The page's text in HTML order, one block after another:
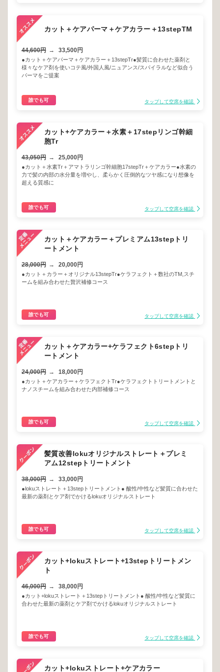
カット＋ケアパーマ＋ケアカラー＋13stepTM
44,600円 → 33,500円
●カット＋ケアパーマ＋ケアカラー＋13stepTr●髪質に合わせた薬剤と
様々なケア剤を使いコテ風/外国人風/ニュアンス/スパイラルなど似合う
パーマをご提案
誰でも可 タップして空席を確認
カット+ケアカラー＋水素＋17stepリンゴ幹細
胞Tr
43,050円 → 25,000円
●カット＋水素Tr＋アマトラリンゴ幹細胞17stepTr＋ケアカラー●水素の
力で髪の内部の水分量を増やし、柔らかく圧倒的なツヤ感になり想像を
超える質感に
誰でも可 タップして空席を確認
カット＋ケアカラー＋プレミアム13stepトリ
ートメント
28,000円 → 20,000円
●カット＋カラー＋オリジナル13stepTr●ケラフェクト＋数社のTM,スチ
ームを組み合わせた贅沢補修コース
誰でも可 タップして空席を確認
カット＋ケアカラー+ケラフェクト6stepトリ
ートメント
24,000円 → 18,000円
●カット＋ケアカラー＋ケラフェクトTr●ケラフェクトトリートメントと
ナノスチームを組み合わせた内部補修コース
誰でも可 タップして空席を確認
髪質改善lokuオリジナルストレート＋プレミ
アム12stepトリートメント
38,000円 → 33,000円
●lokuストレート＋13stepトリートメント● 酸性/中性など髪質に合わせた
最新の薬剤とケア剤でかけるlokuオリジナルストレート
誰でも可 タップして空席を確認
カット+lokuストレート+13stepトリートメン
ト
46,000円 → 38,000円
●カット+lokuストレート＋13stepトリートメント● 酸性/中性など髪質に
合わせた最新の薬剤とケア剤でかけるlokuオリジナルストレート
誰でも可 タップして空席を確認
カット+lokuストレート+ケアカラー